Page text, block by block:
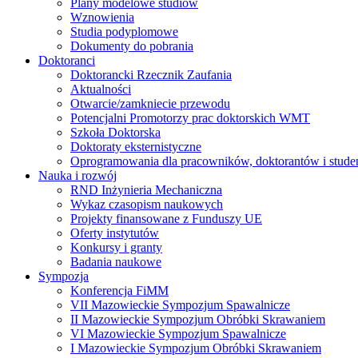
Plany modelowe studiów
Wznowienia
Studia podyplomowe
Dokumenty do pobrania
Doktoranci
Doktorancki Rzecznik Zaufania
Aktualności
Otwarcie/zamkniecie przewodu
Potencjalni Promotorzy prac doktorskich WMT
Szkoła Doktorska
Doktoraty eksternistyczne
Oprogramowania dla pracowników, doktorantów i
Nauka i rozwój
RND Inżynieria Mechaniczna
Wykaz czasopism naukowych
Projekty finansowane z Funduszy UE
Oferty instytutów
Konkursy i granty
Badania naukowe
Sympozja
Konferencja FiMM
VII Mazowieckie Sympozjum Spawalnicze
II Mazowieckie Sympozjum Obróbki Skrawaniem
VI Mazowieckie Sympozjum Spawalnicze
I Mazowieckie Sympozjum Obróbki Skrawaniem